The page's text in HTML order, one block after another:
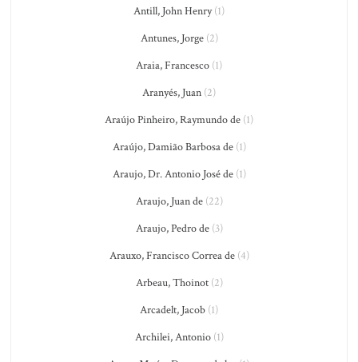
Antill, John Henry(1)
Antunes, Jorge(2)
Araia, Francesco (1)
Aranyés, Juan (2)
Araújo Pinheiro, Raymundo de (1)
Araújo, Damião Barbosa de(1)
Araujo, Dr. Antonio José de(1)
Araujo, Juan de(22)
Araujo, Pedro de(3)
Arauxo, Francisco Correa de(4)
Arbeau, Thoinot(2)
Arcadelt, Jacob (1)
Archilei, Antonio(1)